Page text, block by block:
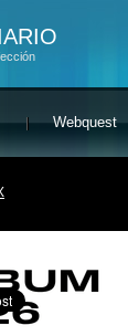
Webquest